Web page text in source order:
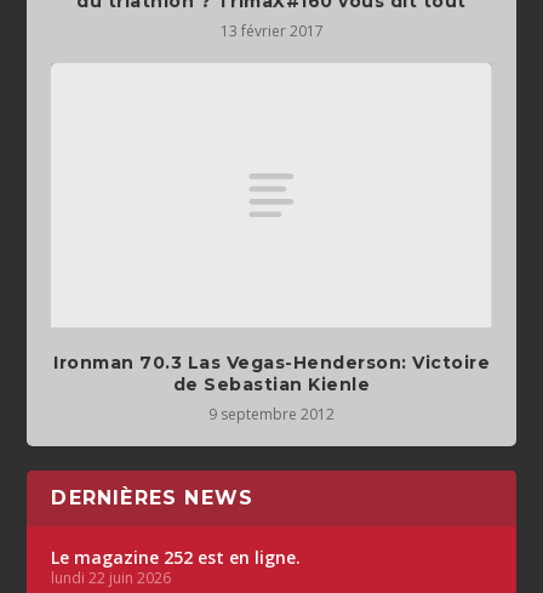
13 février 2017
Ironman 70.3 Las Vegas-Henderson: Victoire
de Sebastian Kienle
9 septembre 2012
DERNIÈRES NEWS
Le magazine 252 est en ligne.
lundi 22 juin 2026